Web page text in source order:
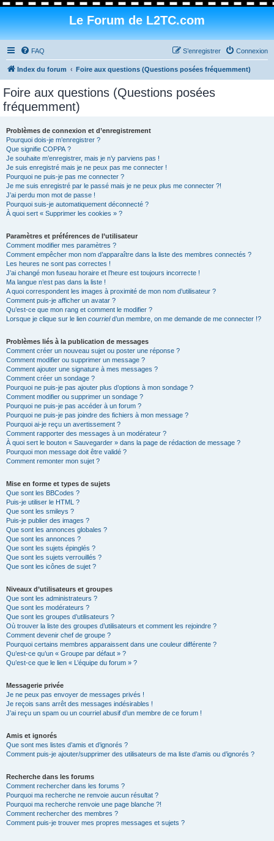
Le Forum de L2TC.com
FAQ Connexion
S’enregistrer
Index du forum Foire aux questions (Questions posées fréquemment)
Foire aux questions (Questions posées
fréquemment)
Problèmes de connexion et d’enregistrement
Pourquoi dois-je m’enregistrer ?
Que signifie COPPA ?
Je souhaite m’enregistrer, mais je n’y parviens pas !
Je suis enregistré mais je ne peux pas me connecter !
Pourquoi ne puis-je pas me connecter ?
Je me suis enregistré par le passé mais je ne peux plus me connecter ?!
J’ai perdu mon mot de passe !
Pourquoi suis-je automatiquement déconnecté ?
À quoi sert « Supprimer les cookies » ?
Paramètres et préférences de l’utilisateur
Comment modifier mes paramètres ?
Comment empêcher mon nom d’apparaître dans la liste des membres connectés ?
Les heures ne sont pas correctes !
J’ai changé mon fuseau horaire et l’heure est toujours incorrecte !
Ma langue n’est pas dans la liste !
A quoi correspondent les images à proximité de mon nom d’utilisateur ?
Comment puis-je afficher un avatar ?
Qu’est-ce que mon rang et comment le modifier ?
Lorsque je clique sur le lien courrield’un membre, on me demande de me connecter !?
Problèmes liés à la publication de messages
Comment créer un nouveau sujet ou poster une réponse ?
Comment modifier ou supprimer un message ?
Comment ajouter une signature à mes messages ?
Comment créer un sondage ?
Pourquoi ne puis-je pas ajouter plus d’options à mon sondage ?
Comment modifier ou supprimer un sondage ?
Pourquoi ne puis-je pas accéder à un forum ?
Pourquoi ne puis-je pas joindre des fichiers à mon message ?
Pourquoi ai-je reçu un avertissement ?
Comment rapporter des messages à un modérateur ?
À quoi sert le bouton « Sauvegarder » dans la page de rédaction de message ?
Pourquoi mon message doit être validé ?
Comment remonter mon sujet ?
Mise en forme et types de sujets
Que sont les BBCodes ?
Puis-je utiliser le HTML ?
Que sont les smileys ?
Puis-je publier des images ?
Que sont les annonces globales ?
Que sont les annonces ?
Que sont les sujets épinglés ?
Que sont les sujets verrouillés ?
Que sont les icônes de sujet ?
Niveaux d’utilisateurs et groupes
Que sont les administrateurs ?
Que sont les modérateurs ?
Que sont les groupes d’utilisateurs ?
Où trouver la liste des groupes d’utilisateurs et comment les rejoindre ?
Comment devenir chef de groupe ?
Pourquoi certains membres apparaissent dans une couleur différente ?
Qu’est-ce qu’un « Groupe par défaut » ?
Qu’est-ce que le lien « L’équipe du forum » ?
Messagerie privée
Je ne peux pas envoyer de messages privés !
Je reçois sans arrêt des messages indésirables !
J’ai reçu un spam ou un courriel abusif d’un membre de ce forum !
Amis et ignorés
Que sont mes listes d’amis et d’ignorés ?
Comment puis-je ajouter/supprimer des utilisateurs de ma liste d’amis ou d’ignorés ?
Recherche dans les forums
Comment rechercher dans les forums ?
Pourquoi ma recherche ne renvoie aucun résultat ?
Pourquoi ma recherche renvoie une page blanche ?!
Comment rechercher des membres ?
Comment puis-je trouver mes propres messages et sujets ?